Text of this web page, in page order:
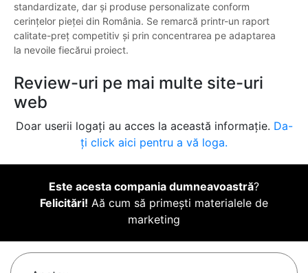
standardizate, dar și produse personalizate conform
cerințelor pieței din România. Se remarcă printr-un raport
calitate-preț competitiv și prin concentrarea pe adaptarea
la nevoile fiecărui proiect.
Review-uri pe mai multe site-uri
web
Doar userii logați au acces la această informație. Da-
ți click aici pentru a vă loga.
Este acesta compania dumneavoastră?
Felicitări! Aă cum să primești materialele de
marketing